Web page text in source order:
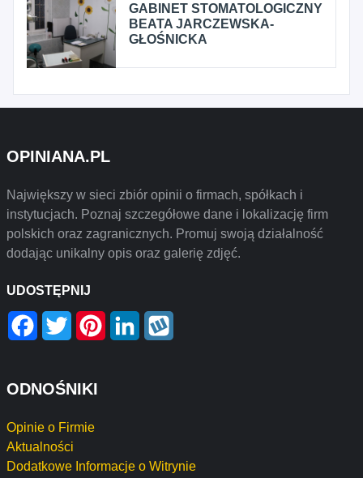
GABINET STOMATOLOGICZNY
BEATA JARCZEWSKA-
GŁOŚNICKA
OPINIANA.PL
Największy w sieci zbiór opinii o firmach, spółkach i
instytucjach. Poznaj szczegółowe dane i lokalizację firm
polskich oraz zagranicznych. Promuj swoją działalność
dodając unikalny opis oraz galerię zdjęć.
UDOSTĘPNIJ
Facebook
Twitter PinterestLinkedIn
ODNOŚNIKI
Opinie o Firmie
Aktualności
Dodatkowe Informacje o Witrynie